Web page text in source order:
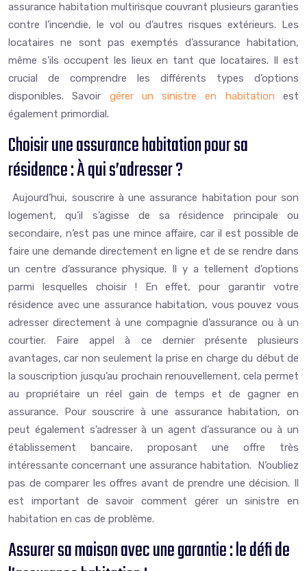
assurance habitation multirisque couvrant plusieurs garanties
contre l’incendie, le vol ou d’autres risques extérieurs. Les
locataires ne sont pas exemptés d’assurance habitation,
même s’ils occupent les lieux en tant que locataires. Il est
crucial de comprendre les différents types d’options
disponibles. Savoir gérer un sinistre en habitation est
également primordial.
Choisir une assurance habitation pour sa
résidence : À qui s’adresser ?
Aujourd’hui, souscrire à une assurance habitation pour son
logement, qu’il s’agisse de sa résidence principale ou
secondaire, n’est pas une mince affaire, car il est possible de
faire une demande directement en ligne et de se rendre dans
un centre d’assurance physique. Il y a tellement d’options
parmi lesquelles choisir ! En effet, pour garantir votre
résidence avec une assurance habitation, vous pouvez vous
adresser directement à une compagnie d’assurance ou à un
courtier. Faire appel à ce dernier présente plusieurs
avantages, car non seulement la prise en charge du début de
la souscription jusqu’au prochain renouvellement, cela permet
au propriétaire un réel gain de temps et de gagner en
assurance. Pour souscrire à une assurance habitation, on
peut également s’adresser à un agent d’assurance ou à un
établissement bancaire, proposant une offre très
intéressante concernant une assurance habitation. N’oubliez
pas de comparer les offres avant de prendre une décision. Il
est important de savoir comment gérer un sinistre en
habitation en cas de problème.
Assurer sa maison avec une garantie : le défi de